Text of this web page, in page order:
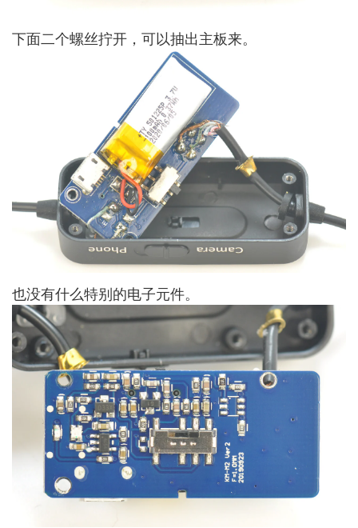
下面二个螺丝拧开，可以抽出主板来。
也没有什么特别的电子元件。